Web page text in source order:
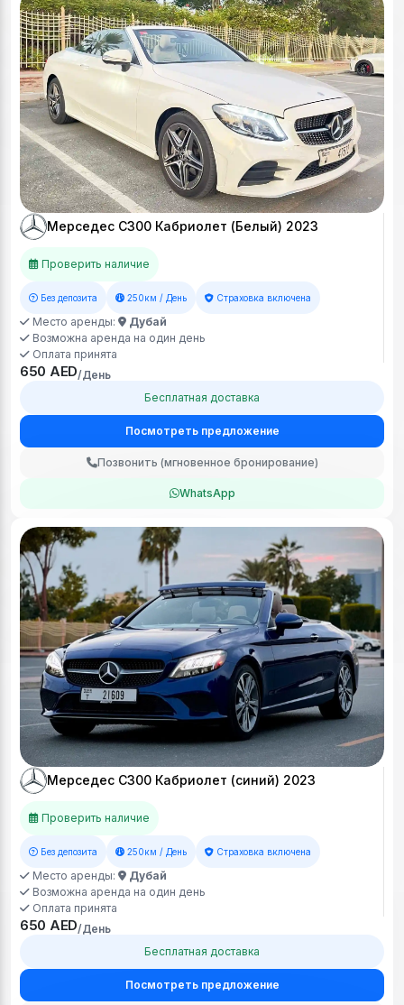
Мерседес С300 Кабриолет (Белый) 2023
Проверить наличие
Без депозита 250км / День Страховка включена
Место аренды:
Дубай
Возможна аренда на один день
Оплата принята
650 AED/День
Бесплатная доставка
Посмотреть предложение
Позвонить (мгновенное бронирование)
WhatsApp
Мерседес С300 Кабриолет (синий) 2023
Проверить наличие
Без депозита 250км / День Страховка включена
Место аренды:
Дубай
Возможна аренда на один день
Оплата принята
650 AED/День
Бесплатная доставка
Посмотреть предложение